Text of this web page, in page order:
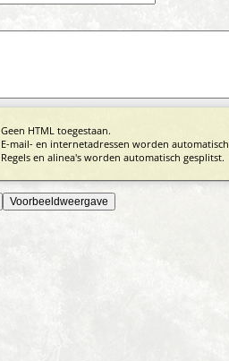
Geen HTML toegestaan.
E-mail- en internetadressen worden
Regels en alinea's worden automatisch gesplitst.